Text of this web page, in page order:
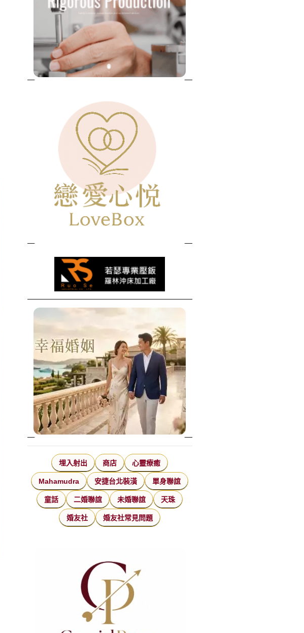
埋入射出 商店 心靈療癒
Mahamudra 安捷台北裝潢 單身聯誼
童話 二婚聯誼 未婚聯誼 天珠
婚友社 婚友社常見問題